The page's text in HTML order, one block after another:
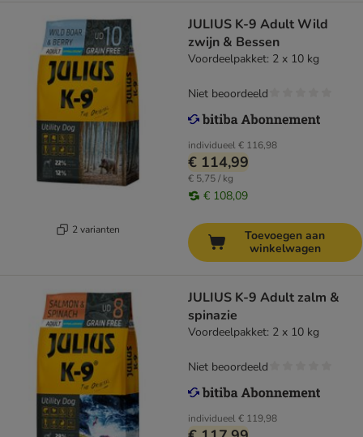
2 varianten
JULIUS K-9 Adult Wild
zwijn & Bessen
Voordeelpakket: 2 x 10 kg
individueel€ 116,98
€ 114,99
€ 5,75 / kg
€ 108,09
Niet beoordeeld
Toevoegen aan
winkelwagen
JULIUS K-9 Adult zalm &
spinazie
Voordeelpakket: 2 x 10 kg
individueel€ 119,98
Niet beoordeeld